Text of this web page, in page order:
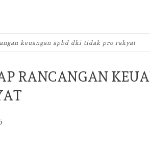
keuangan apbd dki tidak pro rakyat
RANCANGAN